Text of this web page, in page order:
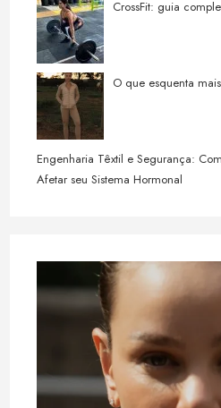
CrossFit: guia
O que esquenta
Engenharia Têxtil e Segurança:
Afetar seu Sistema Hormonal